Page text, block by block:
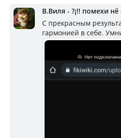
В.Виля - ?¡!! помехи
С прекрасным
гармонией в себе.